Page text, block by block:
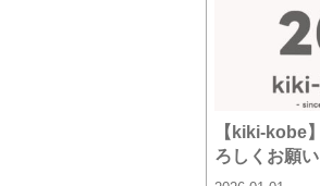
【kiki-kobe
ろしくお願い